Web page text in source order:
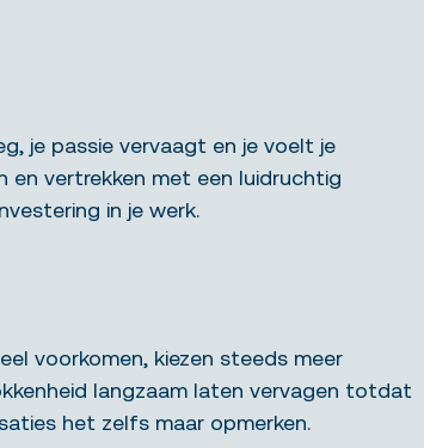
je passie vervaagt en je voelt je
en vertrekken met een luidruchtig
in je werk.
voorkomen, kiezen steeds meer
langzaam laten vervagen totdat
het zelfs maar opmerken.